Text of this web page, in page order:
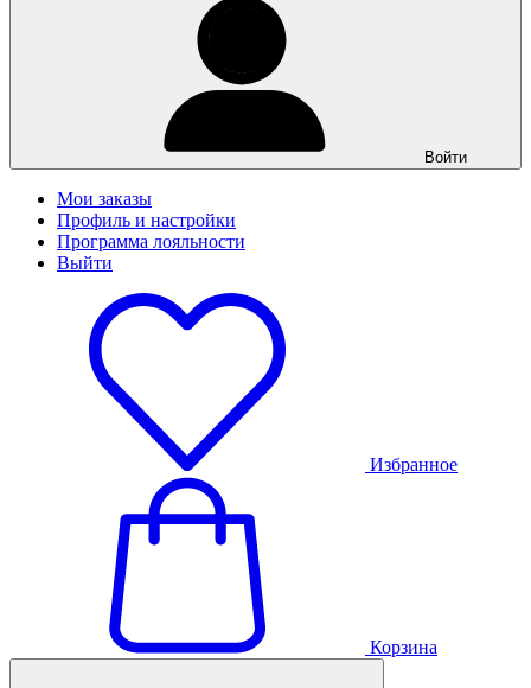
Войти
Мои заказы
Профиль и настройки
Программа лояльности
Выйти
Избранное
Корзина